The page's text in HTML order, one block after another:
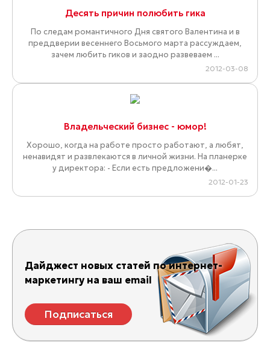
Десять причин полюбить гика
По следам романтичного Дня святого Валентина и в
преддверии весеннего Восьмого марта рассуждаем,
зачем любить гиков и заодно развеваем ...
2012-03-08
Владельческий бизнес - юмор!
Хорошо, когда на работе просто работают, а любят,
ненавидят и развлекаются в личной жизни. На планерке
у директора: - Если есть предложени�...
2012-01-23
Дайджест новых статей по интернет-
маркетингу на ваш email
Подписаться